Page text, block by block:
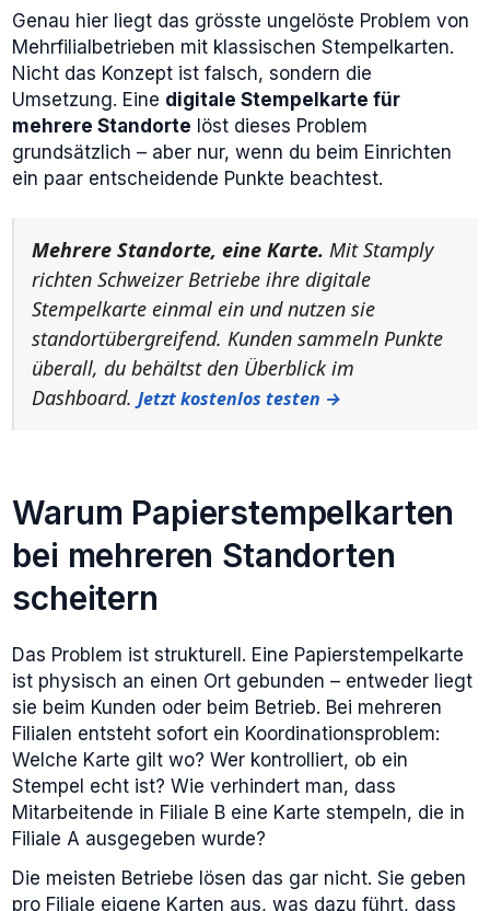
Genau hier liegt das grösste ungelöste Problem von
Mehrfilialbetrieben mit klassischen Stempelkarten.
Nicht das Konzept ist falsch, sondern die
Umsetzung. Eine digitale Stempelkarte für
mehrere Standorte löst dieses Problem
grundsätzlich – aber nur, wenn du beim Einrichten
ein paar entscheidende Punkte beachtest.
Mehrere Standorte, eine Karte. Mit Stamply
richten Schweizer Betriebe ihre digitale
Stempelkarte einmal ein und nutzen sie
standortübergreifend. Kunden sammeln Punkte
überall, du behältst den Überblick im
Dashboard.Jetzt kostenlos testen →
Warum Papierstempelkarten
bei mehreren Standorten
scheitern
Das Problem ist strukturell. Eine Papierstempelkarte
ist physisch an einen Ort gebunden – entweder liegt
sie beim Kunden oder beim Betrieb. Bei mehreren
Filialen entsteht sofort ein Koordinationsproblem:
Welche Karte gilt wo? Wer kontrolliert, ob ein
Stempel echt ist? Wie verhindert man, dass
Mitarbeitende in Filiale B eine Karte stempeln, die in
Filiale A ausgegeben wurde?
Die meisten Betriebe lösen das gar nicht. Sie geben
pro Filiale eigene Karten aus, was dazu führt, dass